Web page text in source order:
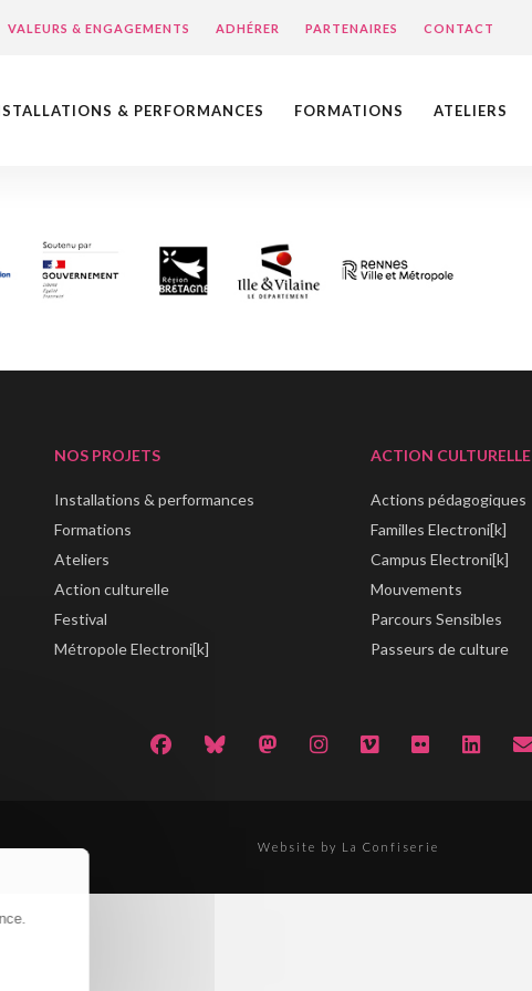
VALEURS & ENGAGEMENTS ADHÉRER PARTENAIRES CONTACT
& PERFORMANCES FORMATIONS ATELIERS
NOS PROJETS
Installations & performances
Formations
Ateliers
Action culturelle
Festival
Métropole Electroni[k]
ACTION CULTURELLE
Actions pédagogiques
Familles Electroni[k]
Campus Electroni[k]
Mouvements
Parcours Sensibles
Passeurs de culture
Website by La Confiserie